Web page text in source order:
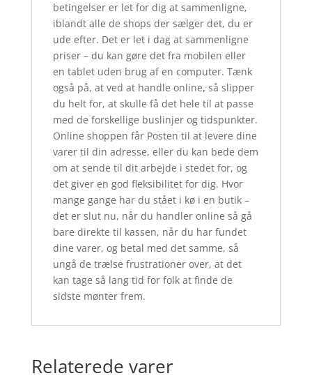
betingelser er let for dig at sammenligne,
iblandt alle de shops der sælger det, du er
ude efter. Det er let i dag at sammenligne
priser – du kan gøre det fra mobilen eller
en tablet uden brug af en computer. Tænk
også på, at ved at handle online, så slipper
du helt for, at skulle få det hele til at passe
med de forskellige buslinjer og tidspunkter.
Online shoppen får Posten til at levere dine
varer til din adresse, eller du kan bede dem
om at sende til dit arbejde i stedet for, og
det giver en god fleksibilitet for dig. Hvor
mange gange har du stået i kø i en butik –
det er slut nu, når du handler online så gå
bare direkte til kassen, når du har fundet
dine varer, og betal med det samme, så
ungå de trælse frustrationer over, at det
kan tage så lang tid for folk at finde de
sidste mønter frem.
Relaterede varer